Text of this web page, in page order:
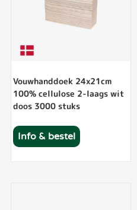
Vouwhanddoek 24x21cm
100% cellulose 2-laags wit
doos 3000 stuks
Info & bestel